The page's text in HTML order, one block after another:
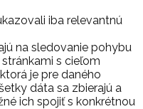
iba relevantnú
na sledovanie pohybu
s cieľom
je pre daného
dáta sa zbierajú a
ich spojiť s konkrétnou